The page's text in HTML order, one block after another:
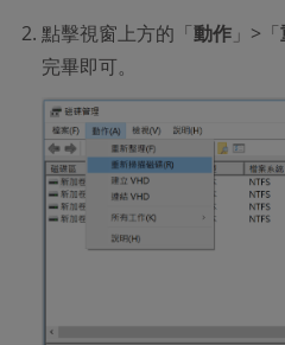
點擊視窗上方的「動作 」>「
完畢即可。